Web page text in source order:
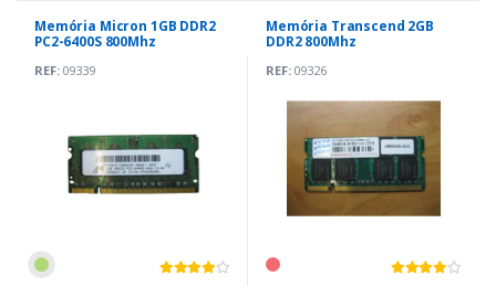
Memória Micron 1GB DDR2
PC2-6400S 800Mhz
REF:09339
Memória Transcend 2GB
DDR2 800Mhz
REF:09326